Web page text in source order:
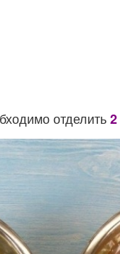
отделить2